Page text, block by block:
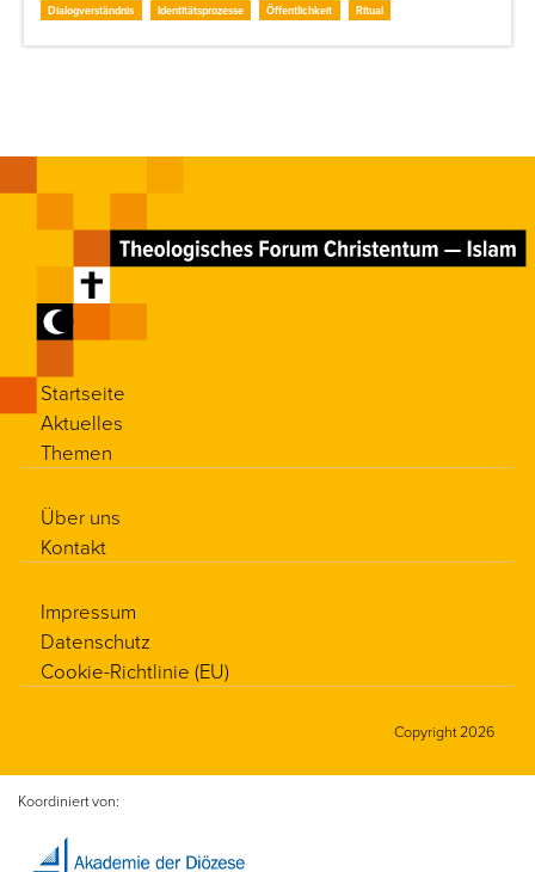
Dialogverständnis Identitätsprozesse Öffentlichkeit Ritual
Startseite
Aktuelles
Themen
Über uns
Kontakt
Impressum
Datenschutz
Cookie-Richtlinie (EU)
Copyright 2026
Koordiniert von: